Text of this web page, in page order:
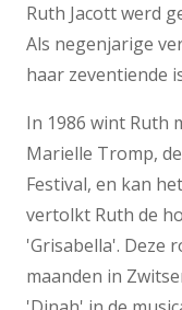
Ruth Jacott werd
Als negenjarige
haar zeventiende
In 1986 wint Ruth
Marielle Tromp,
Festival, en kan
vertolkt Ruth de
'Grisabella'. Deze
maanden in